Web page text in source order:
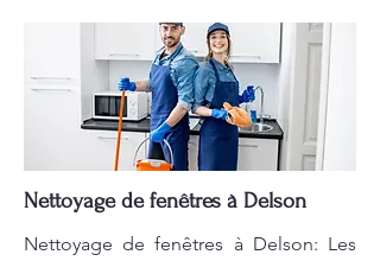
Nettoyage de fenêtres à Delson
Nettoyage de fenêtres à Delson: Les